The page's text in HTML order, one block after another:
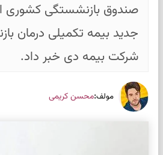
صندوق بازنشستگی کشوری از
جدید بیمه تکمیلی درمان
شرکت بیمه دی خبر داد.
مولف:محسن کریمی